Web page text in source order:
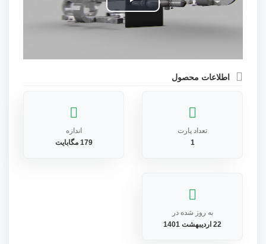
Play
اطلاعات محصول
تعداد پارت
1
اندازه
179 مگابایت
به روز شده در
22 اردیبهشت 1401